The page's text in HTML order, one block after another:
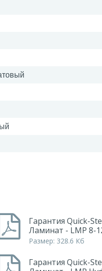
Гарантия Quick-
Ламинат - LMP 8-
Размер: 328.6 Кб
Гарантия Quick-